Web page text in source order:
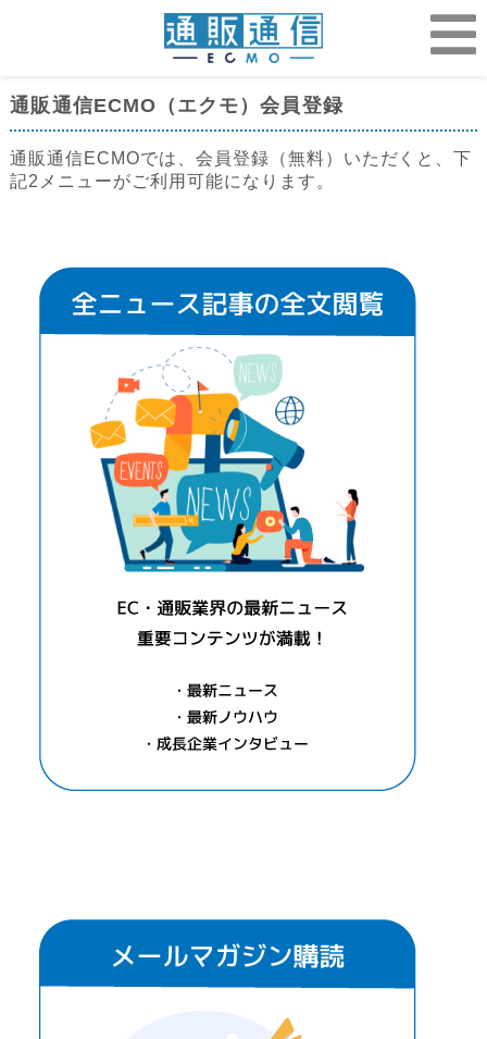
通販通信ECMO（エクモ）会員登録
通販通信ECMOでは、会員登録（無料）いただくと、下
記2メニューがご利用可能になります。